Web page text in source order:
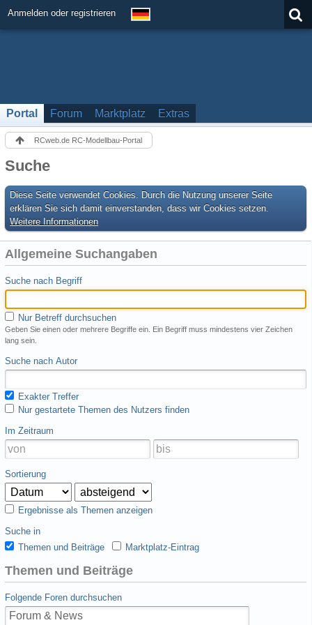
Anmelden oder registrieren
Portal Forum Marktplatz Extras
RCweb.de RC-Modellbau-Portal
Suche
Diese Seite verwendet Cookies. Durch die Nutzung unserer Seite
erklären Sie sich damit einverstanden, dass wir Cookies setzen.
Weitere Informationen
Allgemeine Suchangaben
Suche nach Begriff
Nur Betreff durchsuchen
Geben Sie einen oder mehrere Begriffe ein. Ein Begriff muss mindestens vier Zeichen
lang sein.
Suche nach Autor
Exakter Treffer
Nur gestartete Themen des Nutzers finden
Im Zeitraum
Sortierung
Ergebnisse als Themen anzeigen
Suche in
Themen und Beiträge
Marktplatz-Eintrag
Themen und Beiträge
Folgende Foren durchsuchen